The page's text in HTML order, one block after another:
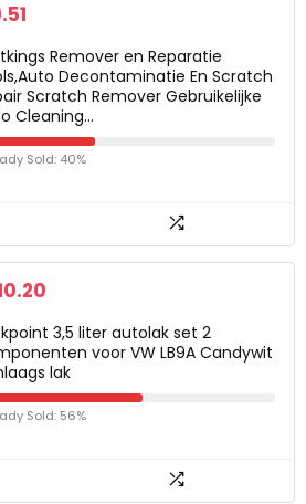
Remover en Reparatie
Decontaminatie En Scratch
Scratch Remover Gebruikelijke
Cleaning…
Sold: 40%
3,5 liter autolak set 2
voor VW LB9A Candywit
lak
Sold: 56%